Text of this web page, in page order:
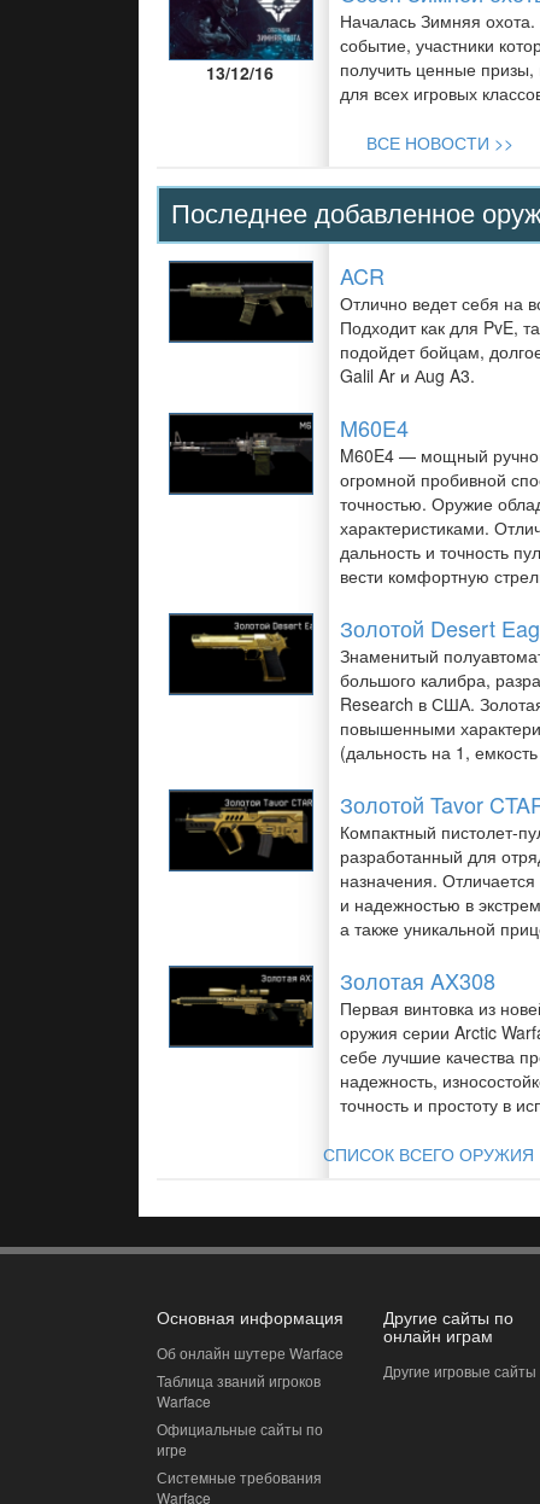
13/12/16
Началась Зимняя
событие, участники
получить ценные
для всех игровых
ВСЕ НОВОСТИ >>
Последнее добавленное
ACR
Отлично ведет себя на
Подходит как для PvE,
подойдет бойцам,
Galil Ar и Аug A3.
M60E4
M60E4 — мощный
огромной пробивной
точностью. Оружие
характеристиками.
дальность и точность
вести комфортную
Золотой Desert
Знаменитый
большого калибра,
Research в США.
повышенными
(дальность на 1,
Золотой Tavor
Компактный пистолет-
разработанный для
назначения.
и надежностью в
а также уникальной
Золотая AX308
Первая винтовка из
оружия серии Arctic
себе лучшие качества
надежность,
точность и простоту в
СПИСОК ВСЕГО ОРУЖИЯ
Основная информация
Об онлайн шутере Warface
Таблица званий игроков
Warface
Официальные сайты по
игре
Системные требования
Warface
Другие сайты по
онлайн играм
Другие игровые сайты